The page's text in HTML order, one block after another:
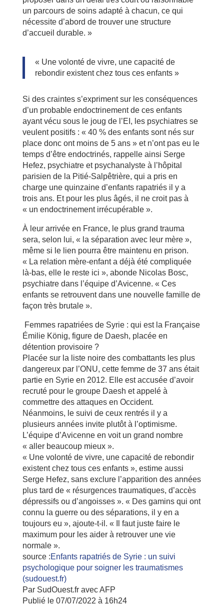
un parcours de soins adapté à chacun, ce qui
nécessite d’abord de trouver une structure
d’accueil durable. »
« Une volonté de vivre, une capacité de
rebondir existent chez tous ces enfants »
Si des craintes s’expriment sur les conséquences
d’un probable endoctrinement de ces enfants
ayant vécu sous le joug de l’EI, les psychiatres se
veulent positifs : « 40 % des enfants sont nés sur
place donc ont moins de 5 ans » et n’ont pas eu le
temps d’être endoctrinés, rappelle ainsi Serge
Hefez, psychiatre et psychanalyste à l’hôpital
parisien de la Pitié-Salpêtrière, qui a pris en
charge une quinzaine d’enfants rapatriés il y a
trois ans. Et pour les plus âgés, il ne croit pas à
« un endoctrinement irrécupérable ».
À leur arrivée en France, le plus grand trauma
sera, selon lui, « la séparation avec leur mère »,
même si le lien pourra être maintenu en prison.
« La relation mère-enfant a déjà été compliquée
là-bas, elle le reste ici », abonde Nicolas Bosc,
psychiatre dans l’équipe d’Avicenne. « Ces
enfants se retrouvent dans une nouvelle famille de
façon très brutale ».
Femmes rapatriées de Syrie : qui est la Française
Émilie König, figure de Daesh, placée en
détention provisoire ?
Placée sur la liste noire des combattants les plus
dangereux par l’ONU, cette femme de 37 ans était
partie en Syrie en 2012. Elle est accusée d’avoir
recruté pour le groupe Daesh et appelé à
commettre des attaques en Occident.
Néanmoins, le suivi de ceux rentrés il y a
plusieurs années invite plutôt à l’optimisme.
L’équipe d’Avicenne en voit un grand nombre
« aller beaucoup mieux ».
« Une volonté de vivre, une capacité de rebondir
existent chez tous ces enfants », estime aussi
Serge Hefez, sans exclure l’apparition des années
plus tard de « résurgences traumatiques, d’accès
dépressifs ou d’angoisses ». « Des gamins qui ont
connu la guerre ou des séparations, il y en a
toujours eu », ajoute-t-il. « Il faut juste faire le
maximum pour les aider à retrouver une vie
normale ».
source :Enfants rapatriés de Syrie : un suivi
psychologique pour soigner les traumatismes
(sudouest.fr)
Par SudOuest.fr avec AFP
Publié le 07/07/2022 à 16h24